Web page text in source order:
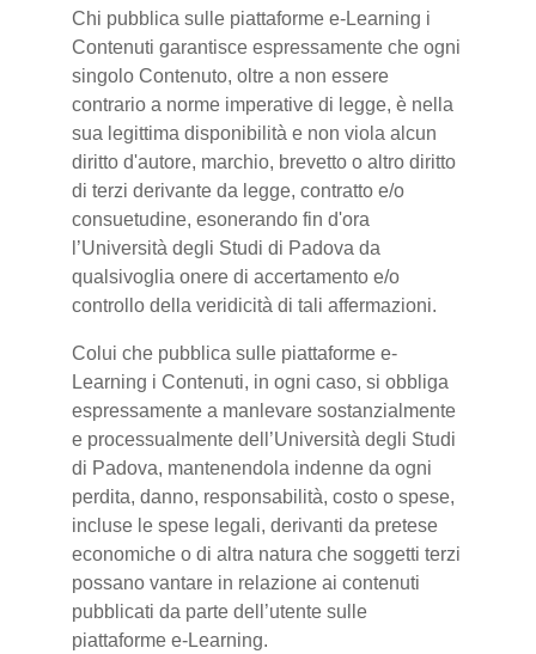
Chi pubblica sulle piattaforme e-Learning i
Contenuti garantisce espressamente che ogni
singolo Contenuto, oltre a non essere
contrario a norme imperative di legge, è nella
sua legittima disponibilità e non viola alcun
diritto d'autore, marchio, brevetto o altro diritto
di terzi derivante da legge, contratto e/o
consuetudine, esonerando fin d'ora
l’Università degli Studi di Padova da
qualsivoglia onere di accertamento e/o
controllo della veridicità di tali affermazioni.
Colui che pubblica sulle piattaforme e-
Learning i Contenuti, in ogni caso, si obbliga
espressamente a manlevare sostanzialmente
e processualmente dell’Università degli Studi
di Padova, mantenendola indenne da ogni
perdita, danno, responsabilità, costo o spese,
incluse le spese legali, derivanti da pretese
economiche o di altra natura che soggetti terzi
possano vantare in relazione ai contenuti
pubblicati da parte dell’utente sulle
piattaforme e-Learning.